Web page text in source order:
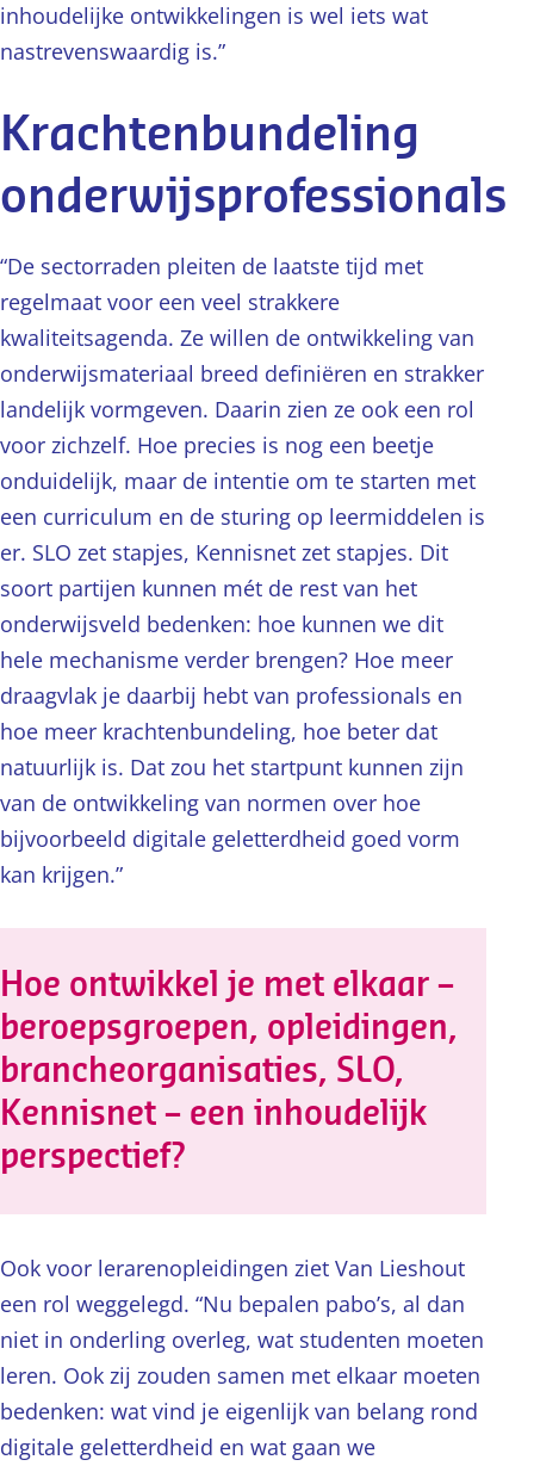
inhoudelijke ontwikkelingen is wel iets wat
nastrevenswaardig is.”
Krachtenbundeling
onderwijsprofessionals
“De sectorraden pleiten de laatste tijd met
regelmaat voor een veel strakkere
kwaliteitsagenda. Ze willen de ontwikkeling van
onderwijsmateriaal breed definiëren en strakker
landelijk vormgeven. Daarin zien ze ook een rol
voor zichzelf. Hoe precies is nog een beetje
onduidelijk, maar de intentie om te starten met
een curriculum en de sturing op leermiddelen is
er. SLO zet stapjes, Kennisnet zet stapjes. Dit
soort partijen kunnen mét de rest van het
onderwijsveld bedenken: hoe kunnen we dit
hele mechanisme verder brengen? Hoe meer
draagvlak je daarbij hebt van professionals en
hoe meer krachtenbundeling, hoe beter dat
natuurlijk is. Dat zou het startpunt kunnen zijn
van de ontwikkeling van normen over hoe
bijvoorbeeld digitale geletterdheid goed vorm
kan krijgen.”
Hoe ontwikkel je met elkaar –
beroepsgroepen, opleidingen,
brancheorganisaties, SLO,
Kennisnet – een inhoudelijk
perspectief?
Ook voor lerarenopleidingen ziet Van Lieshout
een rol weggelegd. “Nu bepalen pabo’s, al dan
niet in onderling overleg, wat studenten moeten
leren. Ook zij zouden samen met elkaar moeten
bedenken: wat vind je eigenlijk van belang rond
digitale geletterdheid en wat gaan we